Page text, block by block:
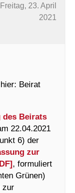
Freitag, 23. April
2021
Beirat
Beirats
22.04.2021
6) der
zur
, formuliert
Grünen)
zur